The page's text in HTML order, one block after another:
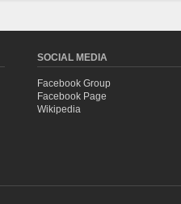
SOCIAL MEDIA
Facebook Group
Facebook Page
Wikipedia